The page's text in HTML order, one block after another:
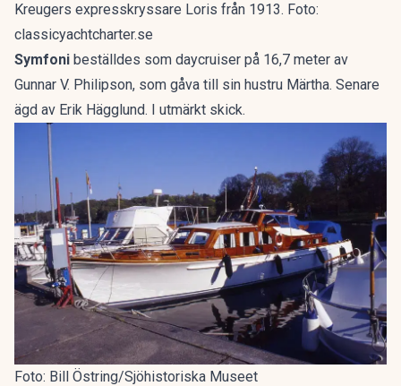
Kreugers expresskryssare Loris från 1913. Foto:
classicyachtcharter.se
Symfoni beställdes som daycruiser på 16,7 meter av
Gunnar V. Philipson, som gåva till sin hustru Märtha. Senare
ägd av Erik Hägglund. I utmärkt skick.
Foto: Bill Östring/Sjöhistoriska Museet